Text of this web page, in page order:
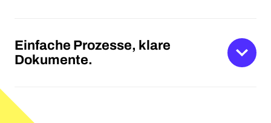
Einfache Prozesse, klare
Dokumente.